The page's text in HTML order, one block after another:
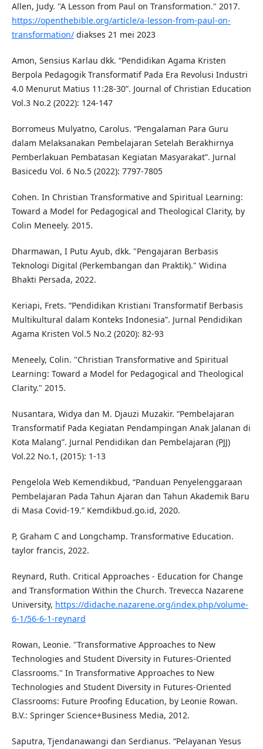
Allen, Judy. "A Lesson from Paul on Transformation." 2017.
https://openthebible.org/article/a-lesson-from-paul-on-
transformation/diakses 21 mei 2023
Amon, Sensius Karlau dkk. “Pendidikan Agama Kristen
Berpola Pedagogik Transformatif Pada Era Revolusi Industri
4.0 Menurut Matius 11:28-30”. Journal of Christian Education
Vol.3 No.2 (2022): 124-147
Borromeus Mulyatno, Carolus. “Pengalaman Para Guru
dalam Melaksanakan Pembelajaran Setelah Berakhirnya
Pemberlakuan Pembatasan Kegiatan Masyarakat”. Jurnal
Basicedu Vol. 6 No.5 (2022): 7797-7805
Cohen. In Christian Transformative and Spiritual Learning:
Toward a Model for Pedagogical and Theological Clarity, by
Colin Meneely. 2015.
Dharmawan, I Putu Ayub, dkk. "Pengajaran Berbasis
Teknologi Digital (Perkembangan dan Praktik)." Widina
Bhakti Persada, 2022.
Keriapi, Frets. “Pendidikan Kristiani Transformatif Berbasis
Multikultural dalam Konteks Indonesia”. Jurnal Pendidikan
Agama Kristen Vol.5 No.2 (2020): 82-93
Meneely, Colin. "Christian Transformative and Spiritual
Learning: Toward a Model for Pedagogical and Theological
Clarity." 2015.
Nusantara, Widya dan M. Djauzi Muzakir. “Pembelajaran
Transformatif Pada Kegiatan Pendampingan Anak Jalanan di
Kota Malang”. Jurnal Pendidikan dan Pembelajaran (PJJ)
Vol.22 No.1, (2015): 1-13
Pengelola Web Kemendikbud, “Panduan Penyelenggaraan
Pembelajaran Pada Tahun Ajaran dan Tahun Akademik Baru
di Masa Covid-19.” Kemdikbud.go.id, 2020.
P, Graham C and Longchamp. Transformative Education.
taylor francis, 2022.
Reynard, Ruth. Critical Approaches - Education for Change
and Transformation Within the Church. Trevecca Nazarene
University, https://didache.nazarene.org/index.php/volume-
6-1/56-6-1-reynard
Rowan, Leonie. "Transformative Approaches to New
Technologies and Student Diversity in Futures-Oriented
Classrooms." In Transformative Approaches to New
Technologies and Student Diversity in Futures-Oriented
Classrooms: Future Proofing Education, by Leonie Rowan.
B.V.: Springer Science+Business Media, 2012.
Saputra, Tjendanawangi dan Serdianus. “Pelayanan Yesus